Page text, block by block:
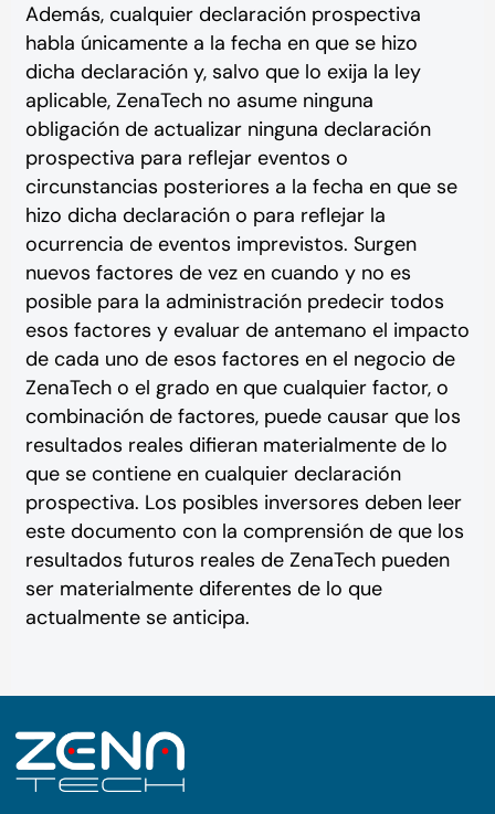
Además, cualquier declaración prospectiva
habla únicamente a la fecha en que se hizo
dicha declaración y, salvo que lo exija la ley
aplicable, ZenaTech no asume ninguna
obligación de actualizar ninguna declaración
prospectiva para reflejar eventos o
circunstancias posteriores a la fecha en que se
hizo dicha declaración o para reflejar la
ocurrencia de eventos imprevistos. Surgen
nuevos factores de vez en cuando y no es
posible para la administración predecir todos
esos factores y evaluar de antemano el impacto
de cada uno de esos factores en el negocio de
ZenaTech o el grado en que cualquier factor, o
combinación de factores, puede causar que los
resultados reales difieran materialmente de lo
que se contiene en cualquier declaración
prospectiva. Los posibles inversores deben leer
este documento con la comprensión de que los
resultados futuros reales de ZenaTech pueden
ser materialmente diferentes de lo que
actualmente se anticipa.